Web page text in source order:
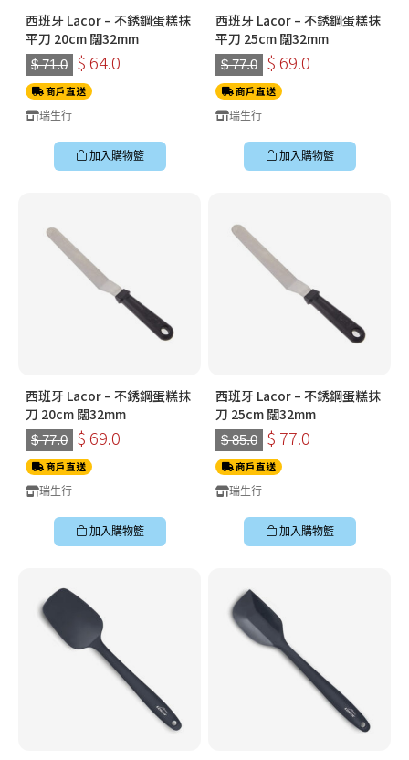
西班牙 Lacor – 不銹鋼蛋糕抹
平刀 20cm 闊32mm
$ 71.0 $ 64.0
商戶直送
瑞生行
加入購物籃
西班牙 Lacor – 不銹鋼蛋糕抹
平刀 25cm 闊32mm
$ 77.0 $ 69.0
商戶直送
瑞生行
加入購物籃
西班牙 Lacor – 不銹鋼蛋糕抹
刀 20cm 闊32mm
$ 77.0 $ 69.0
商戶直送
瑞生行
加入購物籃
西班牙 Lacor – 不銹鋼蛋糕抹
刀 25cm 闊32mm
$ 85.0 $ 77.0
商戶直送
瑞生行
加入購物籃